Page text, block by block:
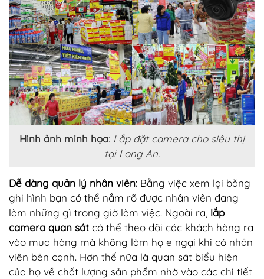
Hình ảnh minh họa: Lắp đặt camera cho siêu thị
tại Long An.
Dễ dàng quản lý nhân viên: Bằng việc xem lại băng
ghi hình bạn có thể nắm rõ được nhân viên đang
làm những gì trong giờ làm việc. Ngoài ra, lắp
camera quan sát có thể theo dõi các khách hàng ra
vào mua hàng mà không làm họ e ngại khi có nhân
viên bên cạnh. Hơn thế nữa là quan sát biểu hiện
của họ về chất lượng sản phẩm nhờ vào các chi tiết